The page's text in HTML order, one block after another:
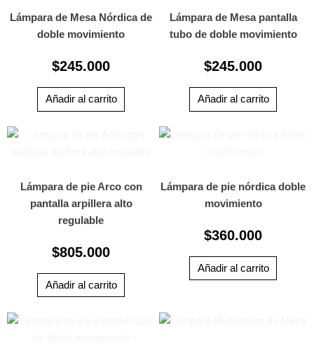
Lámpara de Mesa Nórdica de
doble movimiento
$245.000
Añadir al carrito
Lámpara de Mesa pantalla
tubo de doble movimiento
$245.000
Añadir al carrito
Lámpara de pie Arco con
pantalla arpillera alto
regulable
$805.000
Añadir al carrito
Lámpara de pie nórdica doble
movimiento
$360.000
Añadir al carrito